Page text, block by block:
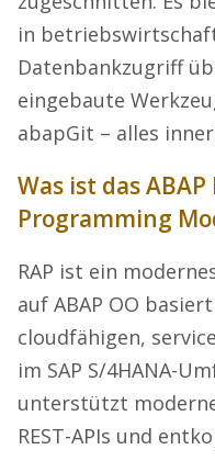
in
Datenbankzugriff
eingebaute
abapGit – alles
Was ist das
Programming
RAP ist ein
auf ABAP OO
cloudfähigen,
im SAP S/4HANA-
unterstützt
REST-APIs und